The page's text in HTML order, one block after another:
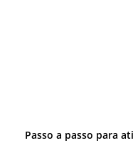
Passo a passo para